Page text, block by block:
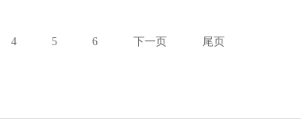
4 5 6 下一页 尾页